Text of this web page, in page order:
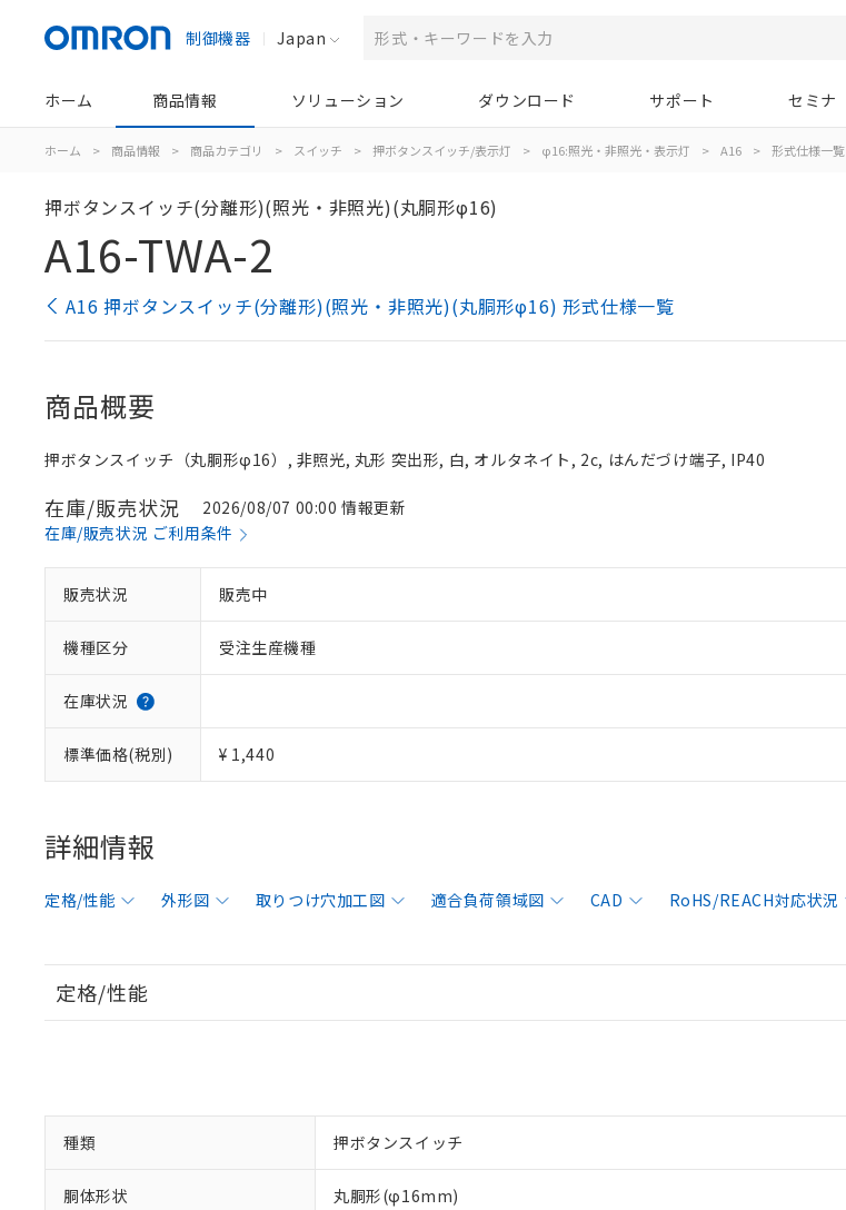
制御機器 Japan
ホーム 商品情報 ソリューション ダウンロード サポート セミナ
ホーム > 商品情報 > 商品カテゴリ > スイッチ > 押ボタンスイッチ/表示灯 > φ16:照光・非照光・表示灯 > A16 > 形式仕様一覧
押ボタンスイッチ(分離形)(照光・非照光)(丸胴形φ16)
A16-TWA-2
A16 押ボタンスイッチ(分離形)(照光・非照光)(丸胴形φ16) 形式仕様一覧
商品概要
押ボタンスイッチ（丸胴形φ16）, 非照光, 丸形 突出形, 白, オルタネイト, 2c, はんだづけ端子, IP40
在庫/販売状況
2026/08/07 00:00 情報更新
在庫/販売状況 ご利用条件
販売状況 販売中
機種区分 受注生産機種
在庫状況
標準価格(税別) ¥ 1,440
詳細情報
定格/性能 外形図 取りつけ穴加工図 適合負荷領域図 CAD RoHS/REACH対応状況
定格/性能
種類 押ボタンスイッチ
胴体形状 丸胴形(φ16mm)